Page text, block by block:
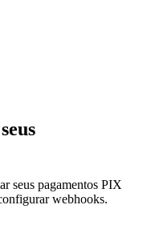
seus pagamentos PIX
webhooks.